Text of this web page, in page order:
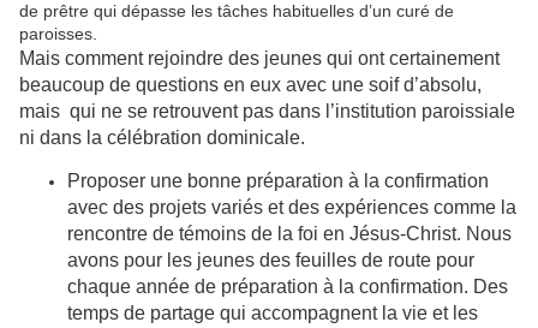
de prêtre qui dépasse les tâches habituelles d’un curé de
paroisses.
Mais comment rejoindre des jeunes qui ont certainement
beaucoup de questions en eux avec une soif d’absolu,
mais qui ne se retrouvent pas dans l’institution paroissiale
ni dans la célébration dominicale.
Proposer une bonne préparation à la confirmation
avec des projets variés et des expériences comme la
rencontre de témoins de la foi en Jésus-Christ. Nous
avons pour les jeunes des feuilles de route pour
chaque année de préparation à la confirmation. Des
temps de partage qui accompagnent la vie et les